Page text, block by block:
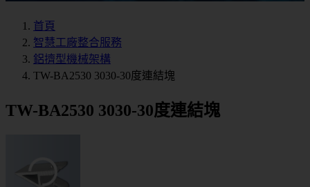
首頁
智慧工廠整合服務
鋁擠型機械架構
TW-BA2530 3030-30度連結塊
TW-BA2530 3030-30度連結塊